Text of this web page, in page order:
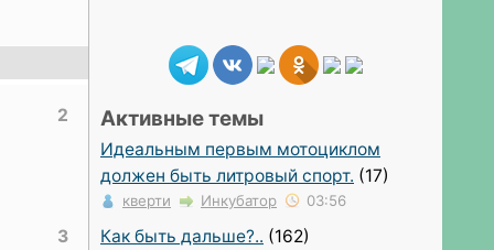
2
3
Активные темы
Идеальным первым мотоциклом
должен быть литровый спорт. (17)
кверти Инкубатор 03:56
Как быть дальше?.. (162)